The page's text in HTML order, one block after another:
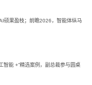
硕果盈枝；前瞻2026，智能体纵马
智能 +”精选案例，副总裁参与圆桌